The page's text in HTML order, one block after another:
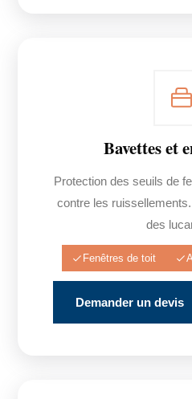
Bavettes et
Protection des seuils de
contre les
des
Fenêtres de toit
Demander un devis